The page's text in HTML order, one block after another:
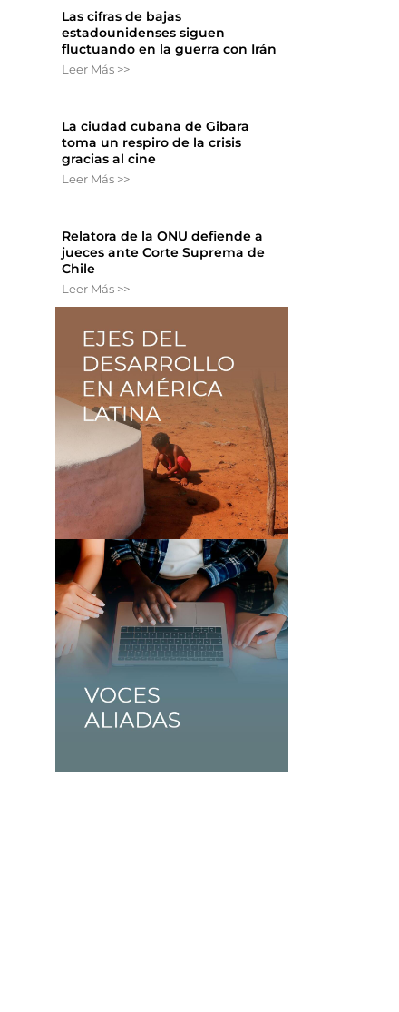
Las cifras de bajas
estadounidenses siguen
fluctuando en la guerra con Irán
Leer Más >>
La ciudad cubana de Gibara
toma un respiro de la crisis
gracias al cine
Leer Más >>
Relatora de la ONU defiende a
jueces ante Corte Suprema de
Chile
Leer Más >>